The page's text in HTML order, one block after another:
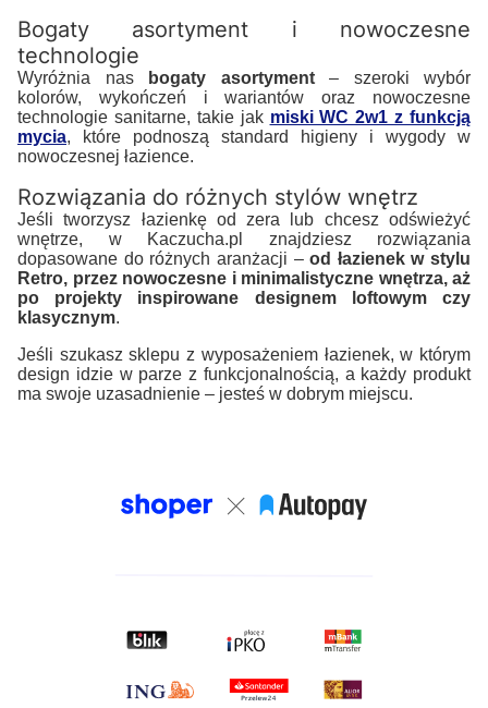
Bogaty asortyment i nowoczesne
technologie
Wyróżnia nas bogaty asortyment– szeroki wybór
kolorów, wykończeń i wariantów oraz nowoczesne
technologie sanitarne, takie jak miski WC 2w1 z funkcją
mycia, które podnoszą standard higieny i wygody w
nowoczesnej łazience.
Rozwiązania do różnych stylów wnętrz
Jeśli tworzysz łazienkę od zera lub chcesz odświeżyć
wnętrze, w Kaczucha.pl znajdziesz rozwiązania
dopasowane do różnych aranżacji –od łazienek w stylu
Retro, przez nowoczesne i minimalistyczne wnętrza, aż
po projekty inspirowane designem loftowym czy
klasycznym.
Jeśli szukasz sklepu z wyposażeniem łazienek, w którym
design idzie w parze z funkcjonalnością, a każdy produkt
ma swoje uzasadnienie – jesteś w dobrym miejscu.